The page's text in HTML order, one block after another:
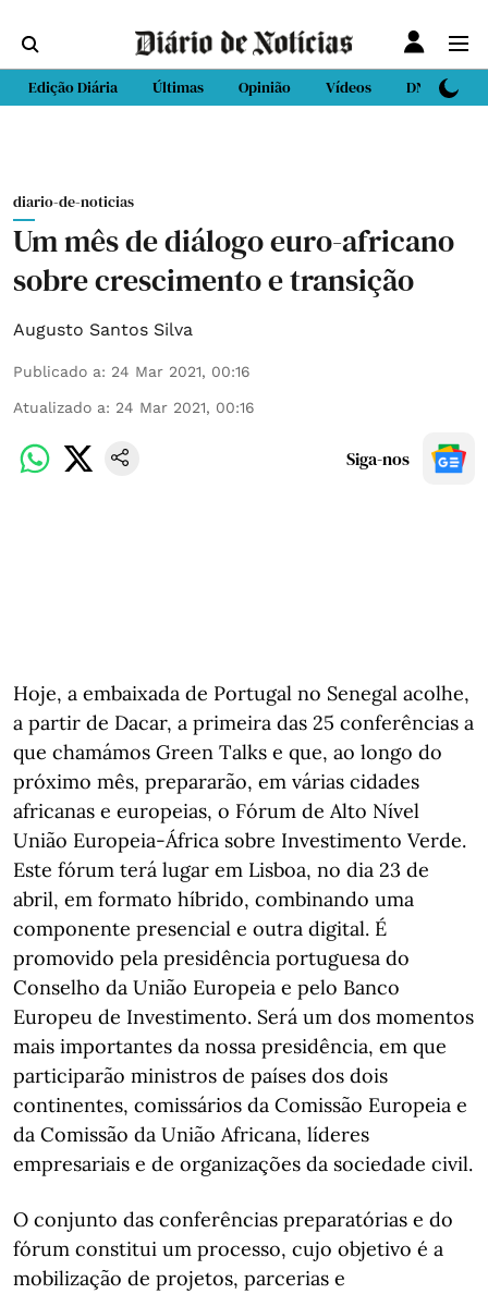
Edição Diária Últimas Opinião Vídeos DN Sport
diario-de-noticias
Um mês de diálogo euro-africano
sobre crescimento e transição
Augusto Santos Silva
Publicado a: 24 Mar 2021, 00:16
Atualizado a: 24 Mar 2021, 00:16
Siga-nos
Hoje, a embaixada de Portugal no Senegal acolhe,
a partir de Dacar, a primeira das 25 conferências a
que chamámos Green Talks e que, ao longo do
próximo mês, prepararão, em várias cidades
africanas e europeias, o Fórum de Alto Nível
União Europeia-África sobre Investimento Verde.
Este fórum terá lugar em Lisboa, no dia 23 de
abril, em formato híbrido, combinando uma
componente presencial e outra digital. É
promovido pela presidência portuguesa do
Conselho da União Europeia e pelo Banco
Europeu de Investimento. Será um dos momentos
mais importantes da nossa presidência, em que
participarão ministros de países dos dois
continentes, comissários da Comissão Europeia e
da Comissão da União Africana, líderes
empresariais e de organizações da sociedade civil.
O conjunto das conferências preparatórias e do
fórum constitui um processo, cujo objetivo é a
mobilização de projetos, parcerias e